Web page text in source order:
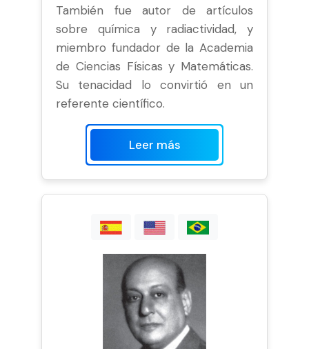
También fue autor de artículos
sobre química y radiactividad, y
miembro fundador de la Academia
de Ciencias Físicas y Matemáticas.
Su tenacidad lo convirtió en un
referente científico.
Leer más